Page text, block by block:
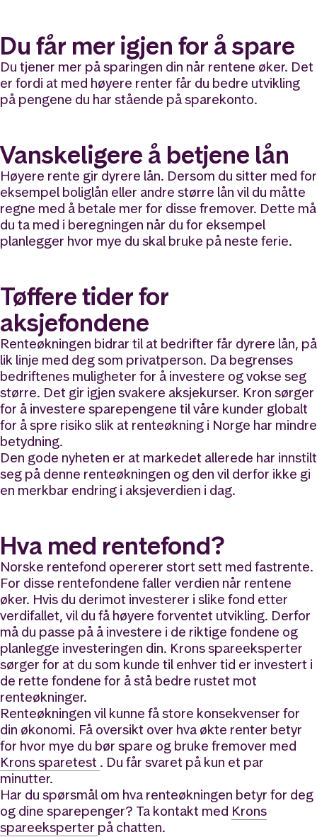
Du får mer igjen for å spare
Du tjener mer på sparingen din når rentene øker. Det
er fordi at med høyere renter får du bedre utvikling
på pengene du har stående på sparekonto.
Vanskeligere å betjene lån
Høyere rente gir dyrere lån. Dersom du sitter med for
eksempel boliglån eller andre større lån vil du måtte
regne med å betale mer for disse fremover. Dette må
du ta med i beregningen når du for eksempel
planlegger hvor mye du skal bruke på neste ferie.
Tøffere tider for
aksjefondene
Renteøkningen bidrar til at bedrifter får dyrere lån, på
lik linje med deg som privatperson. Da begrenses
bedriftenes muligheter for å investere og vokse seg
større. Det gir igjen svakere aksjekurser. Kron sørger
for å investere sparepengene til våre kunder globalt
for å spre risiko slik at renteøkning i Norge har mindre
betydning.
Den gode nyheten er at markedet allerede har innstilt
seg på denne renteøkningen og den vil derfor ikke gi
en merkbar endring i aksjeverdien i dag.
Hva med rentefond?
Norske rentefond opererer stort sett med fastrente.
For disse rentefondene faller verdien når rentene
øker. Hvis du derimot investerer i slike fond etter
verdifallet, vil du få høyere forventet utvikling. Derfor
må du passe på å investere i de riktige fondene og
planlegge investeringen din. Krons spareeksperter
sørger for at du som kunde til enhver tid er investert i
de rette fondene for å stå bedre rustet mot
renteøkninger.
Renteøkningen vil kunne få store konsekvenser for
din økonomi. Få oversikt over hva økte renter betyr
for hvor mye du bør spare og bruke fremover med
Krons sparetest . Du får svaret på kun et par
minutter.
Har du spørsmål om hva renteøkningen betyr for deg
og dine sparepenger? Ta kontakt med Krons
spareeksperter på chatten.